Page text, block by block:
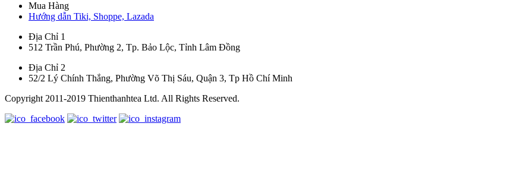
Mua Hàng
Hướng dẫn Tiki, Shoppe, Lazada
Địa Chỉ 1
512 Trần Phú, Phường 2, Tp. Bảo Lộc, Tỉnh Lâm Đồng
Địa Chỉ 2
52/2 Lý Chính Thắng, Phường Võ Thị Sáu, Quận 3, Tp Hồ Chí Minh
Copyright 2011-2019 Thienthanhtea Ltd. All Rights Reserved.